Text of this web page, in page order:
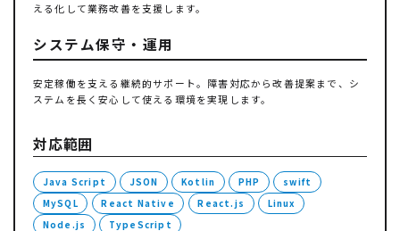
える化して業務改善を支援します。
システム保守・運用
安定稼働を支える継続的サポート。障害対応から改善提案まで、シ
ステムを長く安心して使える環境を実現します。
対応範囲
Java Script JSON Kotlin PHP
swift
MySQL
React Native React.js
Linux
Node.js
TypeScript